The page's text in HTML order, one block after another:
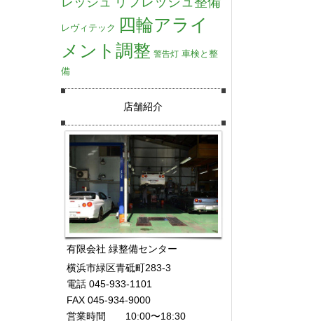
レヴィテック 四輪アライ
メント調整 警告灯 車検と整
備
店舗紹介
有限会社 緑整備センター
横浜市緑区青砥町283-3
電話 045-933-1101
FAX 045-934-9000
営業時間 10:00〜18:30